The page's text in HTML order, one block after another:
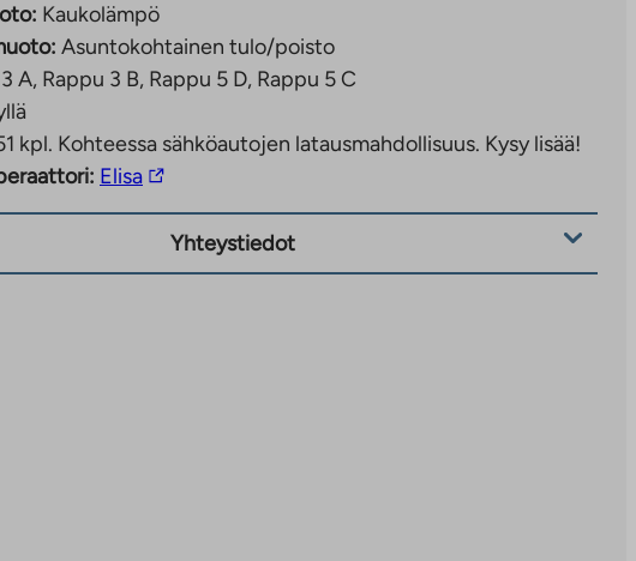
Kaukolämpö
Asuntokohtainen tulo/poisto
A, Rappu 3 B, Rappu 5 D, Rappu 5 C
kpl. Kohteessa sähköautojen latausmahdollisuus. Kysy lisää!
ElisaLinkki
vie
ulkopuoliseen
palveluun.
Yhteystiedot